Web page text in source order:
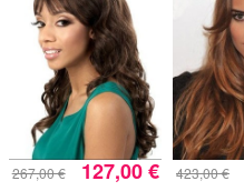
267,00 € 127,00 € 423,00 €